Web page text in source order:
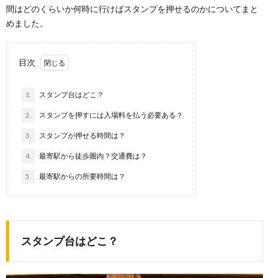
間はどのくらいか何時に行けばスタンプを押せるのかについてまと
めました。
目次
1. スタンプ台はどこ？
2. スタンプを押すには入場料を払う必要ある？
3. スタンプが押せる時間は？
4. 最寄駅から徒歩圏内？交通費は？
5. 最寄駅からの所要時間は？
スタンプ台はどこ？